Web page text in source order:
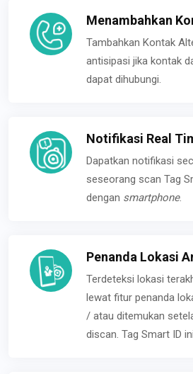
Menambahkan
Tambahkan Kontak
antisipasi jika kontak
dapat dihubungi.
Notifikasi Real
Dapatkan notifikasi
seseorang scan Tag
dengan smartphone.
Penanda Lokasi
Terdeteksi lokasi
lewat fitur penanda
/ atau ditemukan
discan. Tag Smart ID